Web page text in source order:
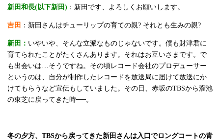
新田和長(以下新田) ：新田です、よろしくお願いします。
吉田 ：新田さんはチューリップの育ての親? それとも生みの親?
新田： いやいや、そんな立派なものじゃないです。僕も財津君に
育てられたことがたくさんあります。それはお互いさまです。で
も出会いは…そうですね。その頃レコード会社のプロデューサー
というのは、自分が制作したレコードを放送局に届けて放送にか
けてもらうなど宣伝もしていました。その日、赤坂のTBSから溜池
の東芝に戻ってきた時──。
冬の夕方、TBSから戻ってきた新田さんは入口でロングコートの青